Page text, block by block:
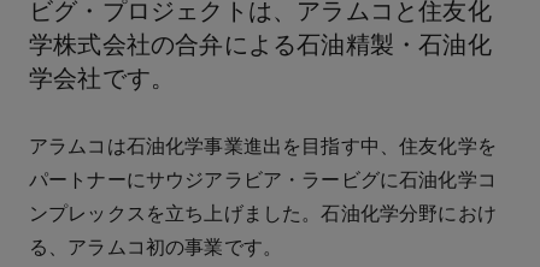
ビグ・プロジェクトは、アラムコと住友化
学株式会社の合弁による石油精製・石油化
学会社です。
アラムコは石油化学事業進出を目指す中、住友化学を
パートナーにサウジアラビア・ラービグに石油化学コ
ンプレックスを立ち上げました。石油化学分野におけ
る、アラムコ初の事業です。